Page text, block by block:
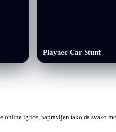
Playnec Car Stunt
online igrice, napravljen tako da svako